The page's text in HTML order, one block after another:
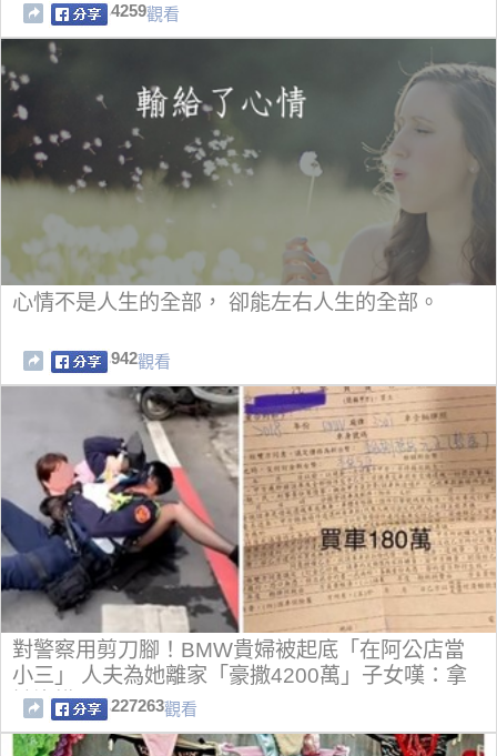
4259觀看
心情不是人生的全部， 卻能左右人生的全部。
942觀看
對警察用剪刀腳！BMW貴婦被起底「在阿公店當
小三」 人夫為她離家「豪撒4200萬」子女嘆：拿
她沒轍
227263觀看